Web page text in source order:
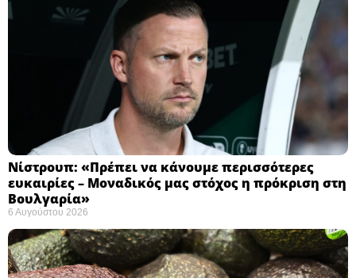
Νίστρουπ: «Πρέπει να κάνουμε περισσότερες
ευκαιρίες – Μοναδικός μας στόχος η πρόκριση στη
Βουλγαρία» ​
6 Αυγούστου 2026